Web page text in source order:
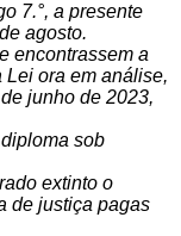
7.°, a presente
agosto.
encontrassem a
Lei ora em análise,
junho de 2023,
sob
extinto o
de justiça pagas